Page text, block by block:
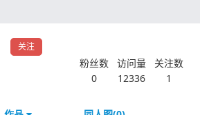
关注
粉丝数
0
访问量
12336
关注数
1